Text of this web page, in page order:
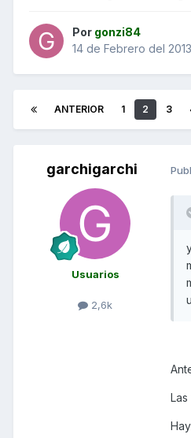
Por gonzi84
14 de Febrero del 2013
ANTERIOR 1 2 3
garchigarchi
Usuarios
2,6k